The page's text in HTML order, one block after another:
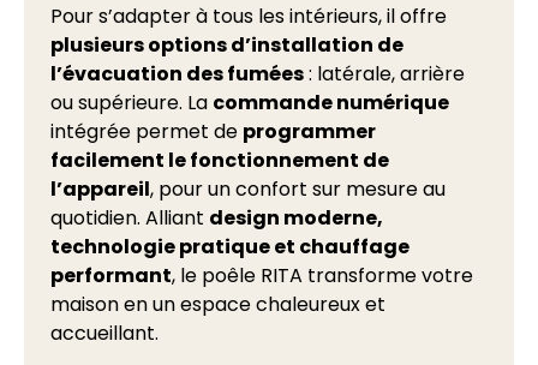
Pour s’adapter à tous les intérieurs, il offre
plusieurs options d’installation de
l’évacuation des fumées: latérale, arrière
ou supérieure. La commande numérique
intégrée permet de programmer
facilement le fonctionnement de
l’appareil, pour un confort sur mesure au
quotidien. Alliant design moderne,
technologie pratique et chauffage
performant, le poêle RITA transforme votre
maison en un espace chaleureux et
accueillant.